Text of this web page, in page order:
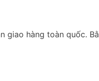
giao hàng toàn quốc.